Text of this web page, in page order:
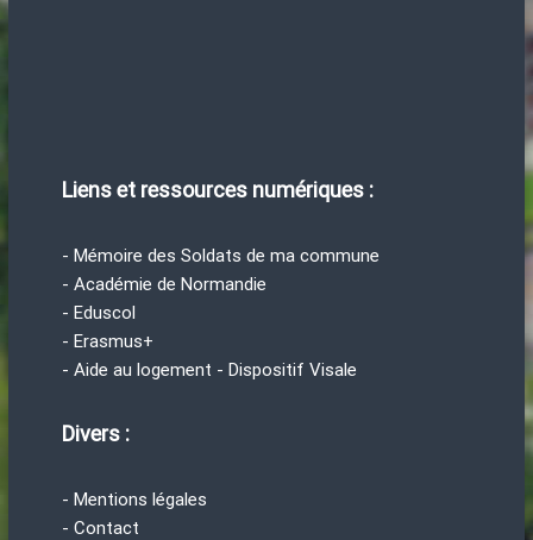
Liens et ressources numériques :
- Mémoire des Soldats de ma commune
- Académie de Normandie
- Eduscol
- Erasmus+
- Aide au logement - Dispositif Visale
Divers :
- Mentions légales
- Contact